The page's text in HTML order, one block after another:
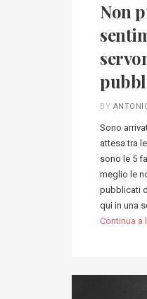
Non
BY
Sono
attesa tra
sono le 5
meglio le
pubblicati
qui in una
Continua a